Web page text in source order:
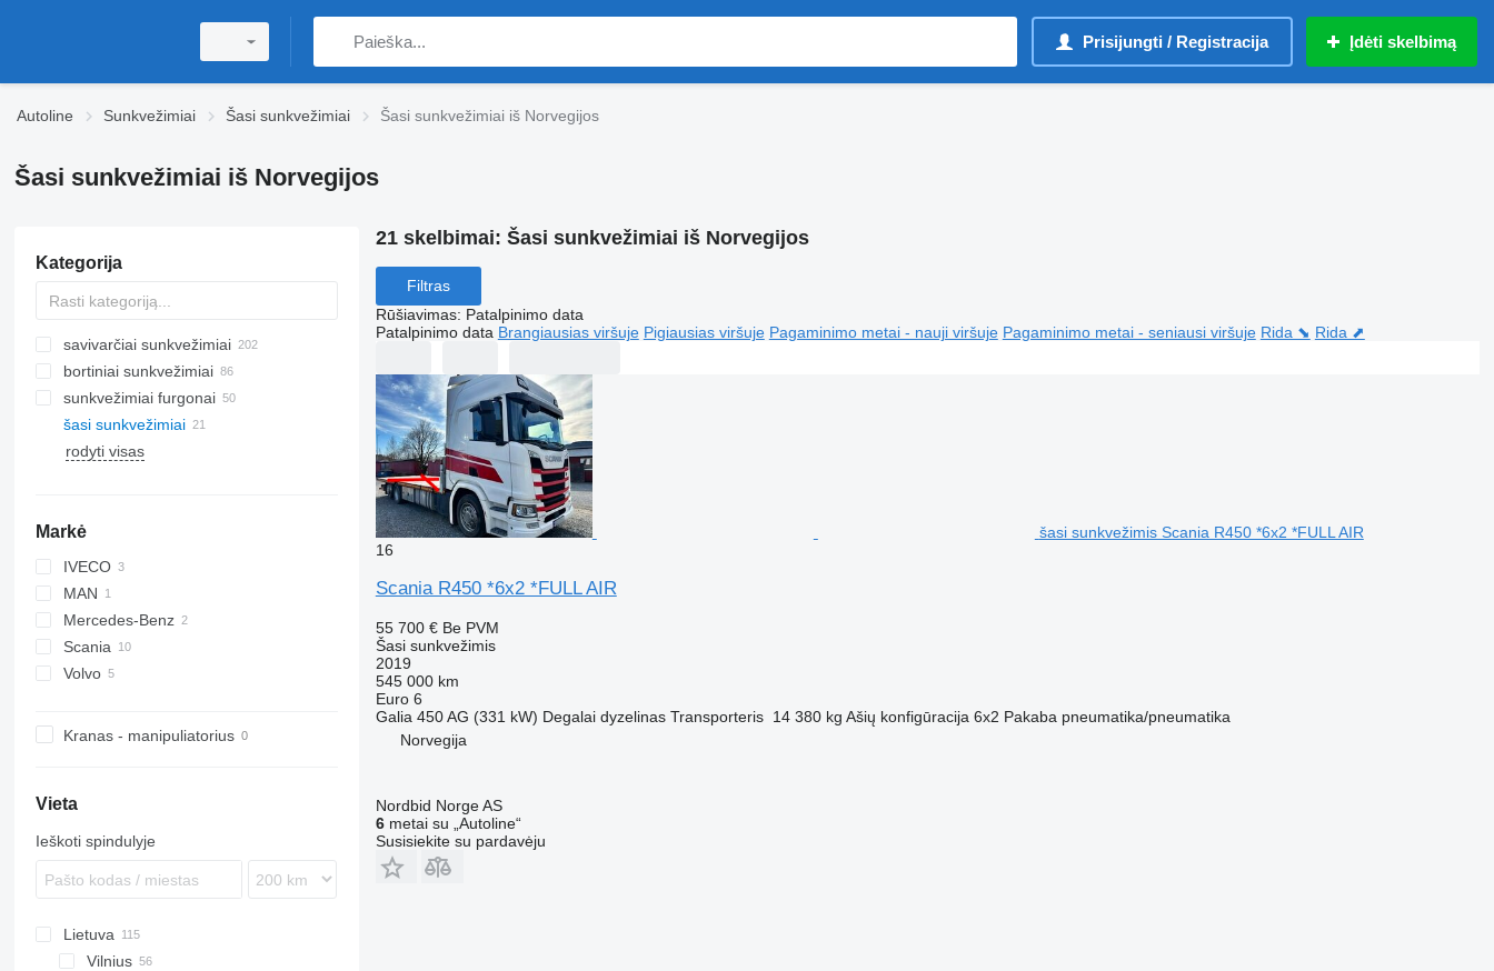
Prisijungti / Registracija Įdėti skelbimą
Autoline Sunkvežimiai Šasi sunkvežimiai Šasi sunkvežimiai iš Norvegijos
Šasi sunkvežimiai iš Norvegijos
Kategorija
savivarčiai sunkvežimiai
bortiniai sunkvežimiai
sunkvežimiai furgonai
šasi sunkvežimiai
rodyti visas
Markė
IVECO
Daily
EuroCargo
EuroStar
MAN
TGM
Mercedes-Benz
Actros
Arocs
Scania
G-series
Volvo
Kranas - manipuliatorius
Vieta
Ieškoti spindulyje
Lietuva
Vilnius
21 skelbimai: Šasi sunkvežimiai iš Norvegijos
Filtras
Rūšiavimas: Patalpinimo data
Patalpinimo data Brangiausias viršuje Pigiausias viršuje Pagaminimo metai - nauji viršuje Pagaminimo metai - seniausi viršuje Rida ⬊ Rida ⬈
šasi sunkvežimis Scania R450 *6x2 *FULL AIR
16
Scania R450 *6x2 *FULL AIR
55 700 € Be PVM
Šasi sunkvežimis
2019
545 000 km
Euro 6
Galia 450 AG (331 kW) Degalai dyzelinas Transporteris 14 380 kg Ašių konfigūracija 6x2 Pakaba pneumatika/pneumatika
Norvegija
Nordbid Norge AS
6metai su „Autoline“
Susisiekite su pardavėju